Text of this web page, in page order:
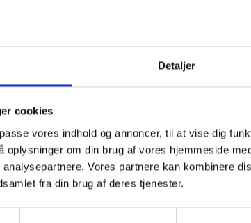
Detaljer
cookies
vores indhold og annoncer, til at vise dig
oplysninger om din brug af vores hjemmeside
Vores partnere kan kombinere
fra din brug af deres tjenester.